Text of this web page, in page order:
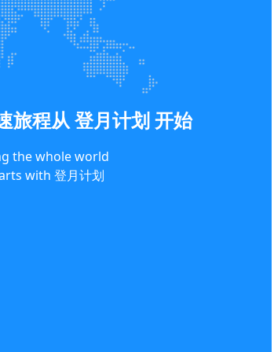
旅程从 登月计划 开始
the whole world
with 登月计划